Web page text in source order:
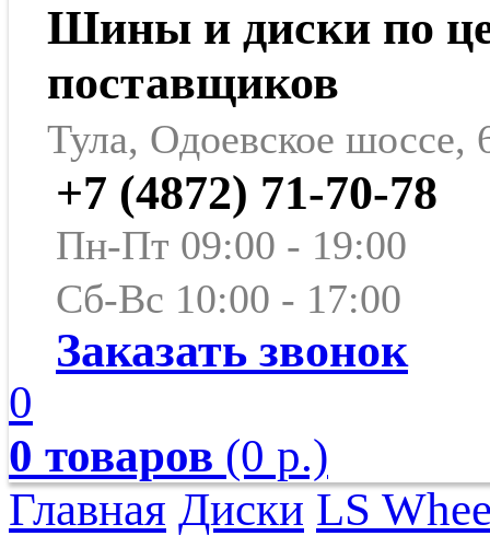
Шины и диски по
поставщиков
Тула, Одоевское шоссе,
+7 (4872) 71-70-78
Пн-Пт 09:00 - 19:00
Сб-Вс 10:00 - 17:00
Заказать звонок
0
0 товаров (0 р.)
Главная Диски LS